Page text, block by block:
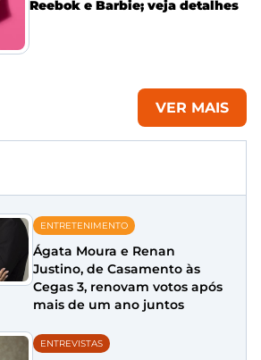
Reebok e Barbie; veja detalhes
VER MAIS
ENTRETENIMENTO
Ágata Moura e Renan
Justino, de Casamento às
Cegas 3, renovam votos após
mais de um ano juntos
ENTREVISTAS